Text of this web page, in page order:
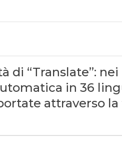
di “Translate”:
in 36
attraverso